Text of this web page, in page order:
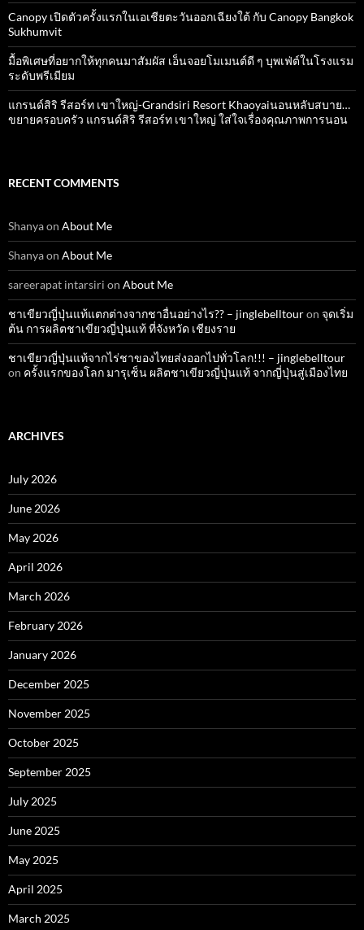
Canopy เปิดตัวครั้งแรกในเอเชียตะวันออกเฉียงใต้ กับ Canopy Bangkok
Sukhumvit
มื้อพิเศษที่อยากให้ทุกคนมาสัมผัส เอ็นจอยโมเมนต์ดี ๆ บุพเฟ่ต์ในโรงแรม
ระดับพรีเมียม
แกรนด์สิริ​ รีสอร์ท​ เขาใหญ่​-Grandsiri​ Resort​ Khaoyaiนอนหลับสบาย…
ขยายครอบครัว แกรนด์สิริ รีสอร์ท เขาใหญ่ ใส่ใจเรื่องคุณภาพการนอน
RECENT COMMENTS
Shanyaon About Me
Shanyaon About Me
sareerapat intarsiri on About Me
ชาเขียวญี่ปุ่นแท้แตกต่างจากชาอื่นอย่างไร?? – jinglebelltouron จุดเริ่ม
ต้น การผลิตชาเขียวญี่ปุ่นแท้ ที่จังหวัด เชียงราย
ชาเขียวญี่ปุ่นแท้จากไร่ชาของไทยส่งออกไปทั่วโลก!!! – jinglebelltour
on ครั้งแรกของโลก มารุเซ็น ผลิตชาเขียวญี่ปุ่นแท้ จากญี่ปุ่นสู่เมืองไทย
ARCHIVES
July 2026
June 2026
May 2026
April 2026
March 2026
February 2026
January 2026
December 2025
November 2025
October 2025
September 2025
July 2025
June 2025
May 2025
April 2025
March 2025